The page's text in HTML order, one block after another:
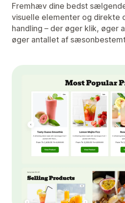
Fremhæv dine bedst
visuelle elementer og direkte
handling – der øger klik, øger
øger antallet af